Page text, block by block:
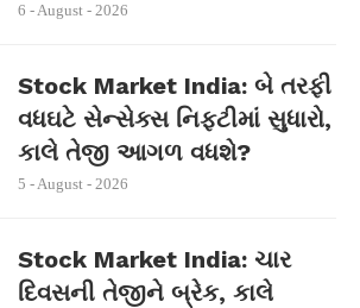
6 - August - 2026
Stock Market India: બે તરફી
વધઘટે સેન્સેક્સ નિફ્ટીમાં સુધારો,
કાલે તેજી આગળ વધશે?
5 - August - 2026
Stock Market India: ચાર
દિવસની તેજીને બ્રેક, કાલે